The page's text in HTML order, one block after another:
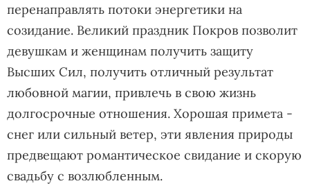
перенаправлять потоки энергетики на
созидание. Великий праздник Покров позволит
девушкам и женщинам получить защиту
Высших Сил, получить отличный результат
любовной магии, привлечь в свою жизнь
долгосрочные отношения. Хорошая примета -
снег или сильный ветер, эти явления природы
предвещают романтическое свидание и скорую
свадьбу с возлюбленным.